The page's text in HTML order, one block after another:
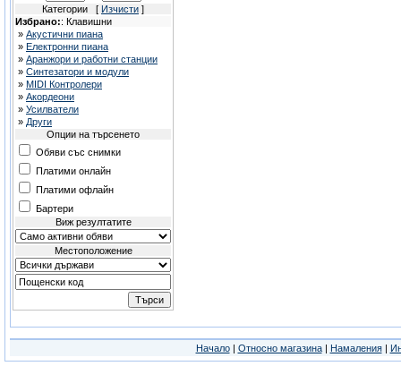
Категории [ Изчисти ]
Избрано:: Клавишни
» Акустични пиана
» Електронни пиана
» Аранжори и работни станции
» Синтезатори и модули
» MIDI Контролери
» Акордеони
» Усилватели
» Други
Опции на търсенето
Обяви със снимки
Платими онлайн
Платими офлайн
Бартери
Виж резултатите
Местоположение
Начало| Относно магазина| Намаления|